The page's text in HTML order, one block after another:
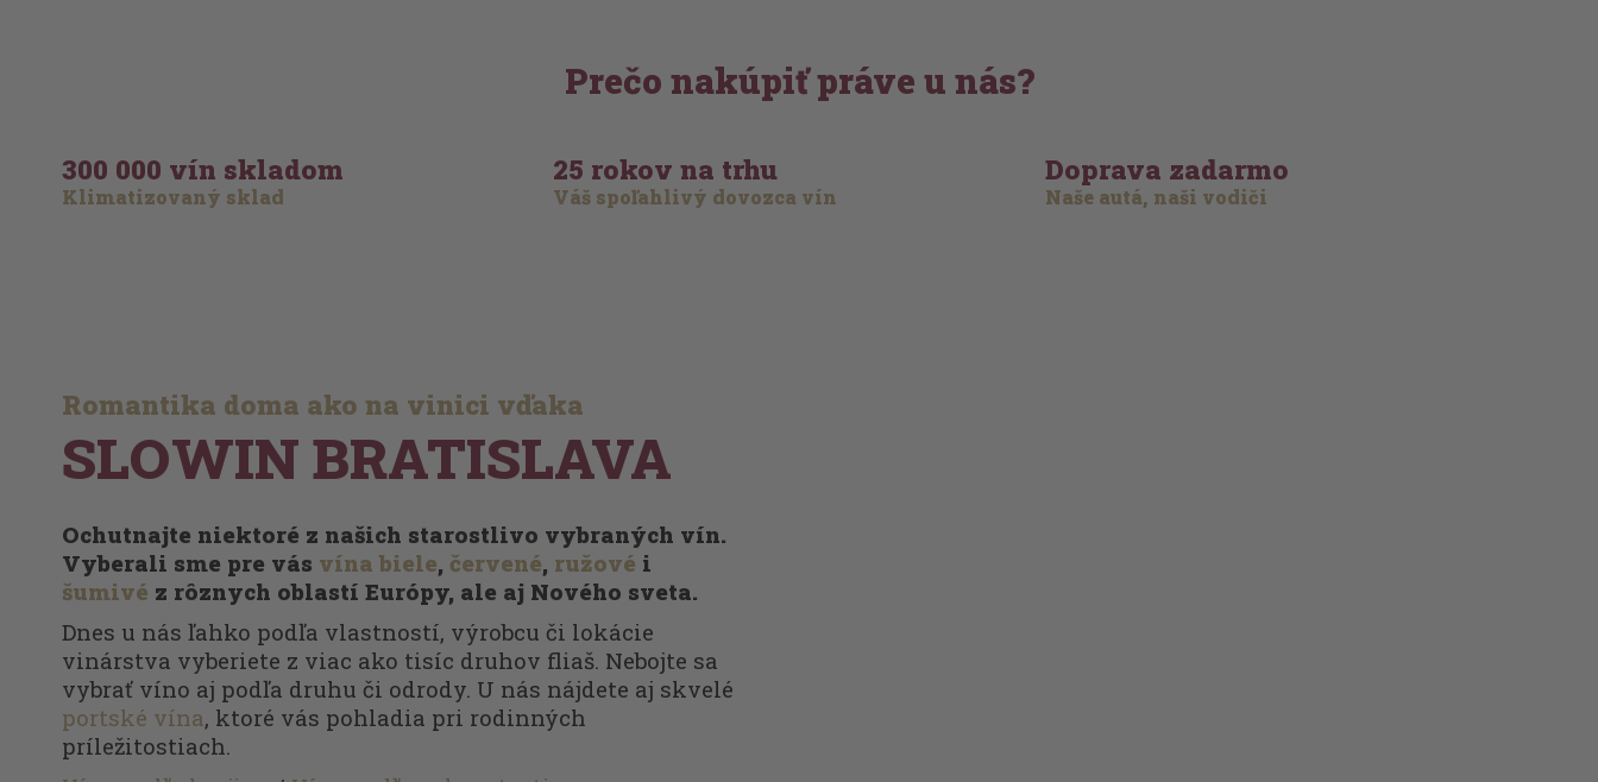
Prečo nakúpiť práve u nás?
300 000 vín skladom
Klimatizovaný sklad
25 rokov na trhu
Váš spoľahlivý dovozca vín
Doprava zadarmo
Naše autá, naši vodiči
Romantika doma ako na vinici vďaka
SLOWIN BRATISLAVA
Ochutnajte niektoré z našich starostlivo vybraných vín.
Vyberali sme pre vás vína biele, červené, ružové i
šumivé z rôznych oblastí Európy, ale aj Nového sveta.
Dnes u nás ľahko podľa vlastností, výrobcu či lokácie
vinárstva vyberiete z viac ako tisíc druhov fliaš. Nebojte sa
vybrať víno aj podľa druhu či odrody. U nás nájdete aj skvelé
portské vína, ktoré vás pohladia pri rodinných
príležitostiach.